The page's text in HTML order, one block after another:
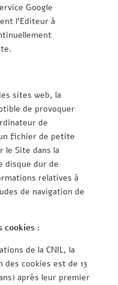
Google
l’Editeur à
sites web, la
de provoquer
de
fichier de petite
le Site dans la
disque dur de
relatives à
de navigation de
cookies :
de la CNIL, la
cookies est de 13
après leur premier